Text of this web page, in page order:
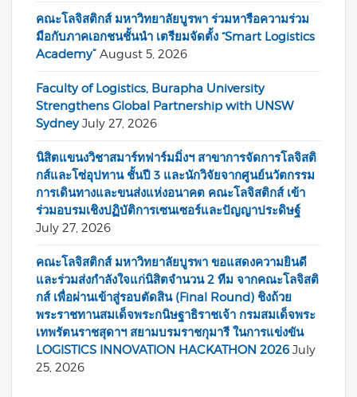
คณะโลจิสติกส์ มหาวิทยาลัยบูรพา ร่วมหารือความร่วม
มือกับภาคเอกชนชั้นนำ เตรียมจัดตั้ง “Smart Logistics
Academy” August 5, 2026
Faculty of Logistics, Burapha University
Strengthens Global Partnership with UNSW
Sydney July 27, 2026
นิสิตแขนงวิชาสมาร์ทฟาร์มมิ่งฯ สาขาการจัดการโลจิสติ
กส์และโซ่อุปทาน ชั้นปี 3 และนักวิจัยจากศูนย์นวัตกรรม
การเดินทางและขนส่งแห่งอนาคต คณะโลจิสติกส์ เข้า
ร่วมอบรมเชิงปฏิบัติการเซนเซอร์และปัญญาประดิษฐ์
July 27, 2026
คณะโลจิสติกส์ มหาวิทยาลัยบูรพา ขอแสดงความยินดี
และร่วมส่งกำลังใจแก่นิสิตจำนวน 2 ทีม จากคณะโลจิสติ
กส์ เพื่อผ่านเข้าสู่รอบตัดสิน (Final Round) ชิงถ้วย
พระราชทานสมเด็จพระกนิษฐาธิราชเจ้า กรมสมเด็จพระ
เทพรัตนราชสุดาฯ สยามบรมราชกุมารี ในการแข่งขัน
LOGISTICS INNOVATION HACKATHON 2026 July
25, 2026